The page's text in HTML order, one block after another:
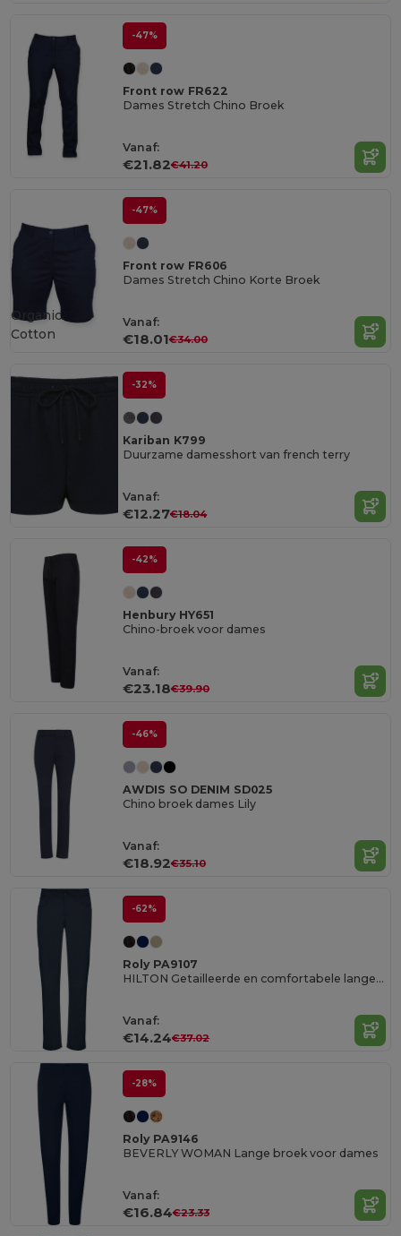
-47%
Front row FR622
Dames Stretch Chino Broek
Vanaf:
€21.82€41.20
-47%
Front row FR606
Dames Stretch Chino Korte Broek
Vanaf:
€18.01€34.00
Organic
Cotton
-32%
Kariban K799
Duurzame damesshort van french terry
Vanaf:
€12.27€18.04
-42%
Henbury HY651
Chino-broek voor dames
Vanaf:
€23.18€39.90
-46%
AWDIS SO DENIM SD025
Chino broek dames Lily
Vanaf:
€18.92€35.10
-62%
Roly PA9107
HILTON Getailleerde en comfortabele lange broek in een stevig weefsel
Vanaf:
€14.24€37.02
-28%
Roly PA9146
BEVERLY WOMAN Lange broek voor dames
Vanaf:
€16.84€23.33